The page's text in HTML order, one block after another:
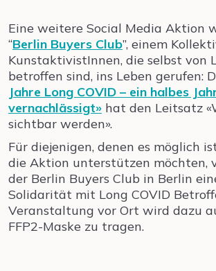
Eine weitere Social Media Aktion
“Berlin Buyers Club”, einem
KunstaktivistInnen, die selbst von
betroffen sind, ins Leben gerufen:
Jahre Long COVID – ein halbes
vernachlässigt» hat den Leitsatz
sichtbar werden».
Für diejenigen, denen es möglich
die Aktion unterstützen möchten,
der Berlin Buyers Club in Berlin
Solidarität mit Long COVID
Veranstaltung vor Ort wird dazu
FFP2-Maske zu tragen.